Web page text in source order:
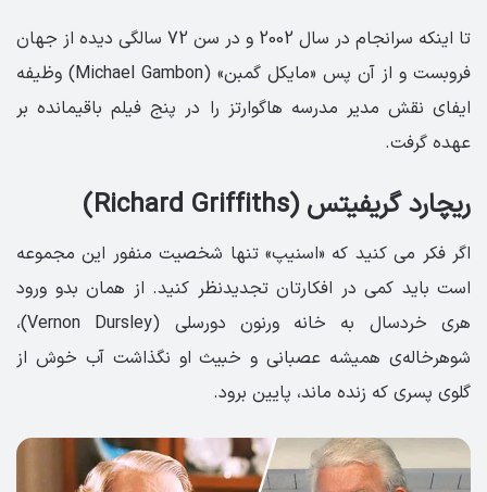
تا اینکه سرانجام در سال 2002 و در سن 72 سالگی دیده از جهان
فروبست و از آن پس «مایکل گمبن» (Michael Gambon) وظیفه
ایفای نقش مدیر مدرسه هاگوارتز را در پنج فیلم باقیمانده بر
عهده گرفت.
ریچارد گریفیتس (Richard Griffiths)
اگر فکر می کنید که «اسنیپ» تنها شخصیت منفور این مجموعه
است باید کمی در افکارتان تجدیدنظر کنید. از همان بدو ورود
هری خردسال به خانه ورنون دورسلی (Vernon Dursley)،
شوهرخاله‌ی همیشه عصبانی و خبیث او نگذاشت آب خوش از
گلوی پسری که زنده ماند، پایین برود.